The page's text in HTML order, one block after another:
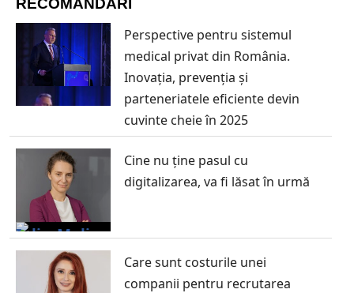
RECOMANDĂRI
Perspective pentru sistemul
medical privat din România.
Inovația, prevenția și
parteneriatele eficiente devin
cuvinte cheie în 2025
Cine nu ține pasul cu
digitalizarea, va fi lăsat în urmă
Care sunt costurile unei
companii pentru recrutarea